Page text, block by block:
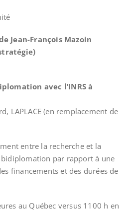
Jean-François Mazoin
avec l’INRS à
LAPLACE (en remplacement de
entre la recherche et la
par rapport à une
financements et des durées de
au Québec versus 1100 h en